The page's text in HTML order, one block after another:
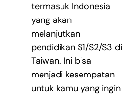
termasuk Indonesia
yang akan
melanjutkan
pendidikan S1/S2/S3 di
Taiwan. Ini bisa
menjadi kesempatan
untuk kamu yang ingin